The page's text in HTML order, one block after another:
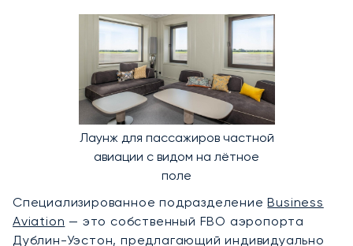
Лаунж для пассажиров частной
авиации с видом на лётное
поле
Специализированное подразделениеBusiness
Aviation — это собственный FBO аэропорта
Дублин-Уэстон, предлагающий индивидуально